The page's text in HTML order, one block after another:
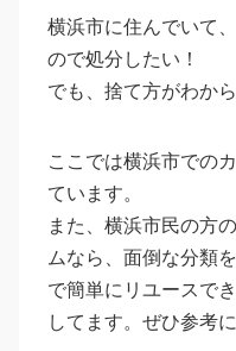
横浜市に住んでいて
ので処分したい！
でも、捨て方がわか
ここでは横浜市での
ています。
また、横浜市民の方
ムなら、面倒な分類
で簡単にリユースで
してます。ぜひ参考